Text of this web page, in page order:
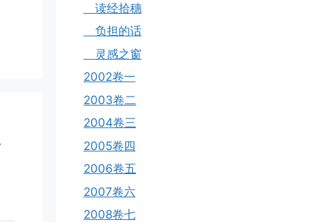
读经拾穗
负担的话
灵感之窗
2002卷一
2003卷二
2004卷三
2005卷四
2006卷五
2007卷六
2008卷七